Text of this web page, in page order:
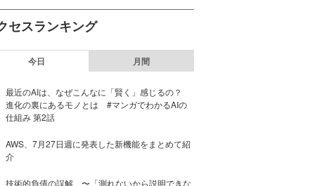
セスランキング
今日 月間
最近のAIは、なぜこんなに「賢く」感じるの？
進化の裏にあるモノとは #マンガでわかるAIの
仕組み 第2話
AWS、7月27日週に発表した新機能をまとめて紹
介
技術的負債の誤解 〜「測れないから説明できな